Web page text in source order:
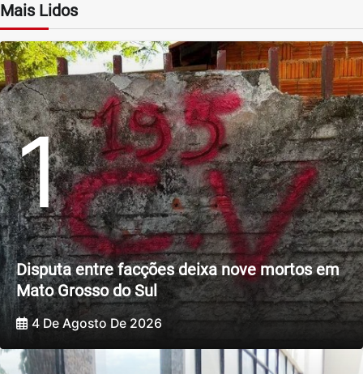
Mais Lidos
1
Disputa entre facções deixa nove mortos em
Mato Grosso do Sul
4 De Agosto De 2026